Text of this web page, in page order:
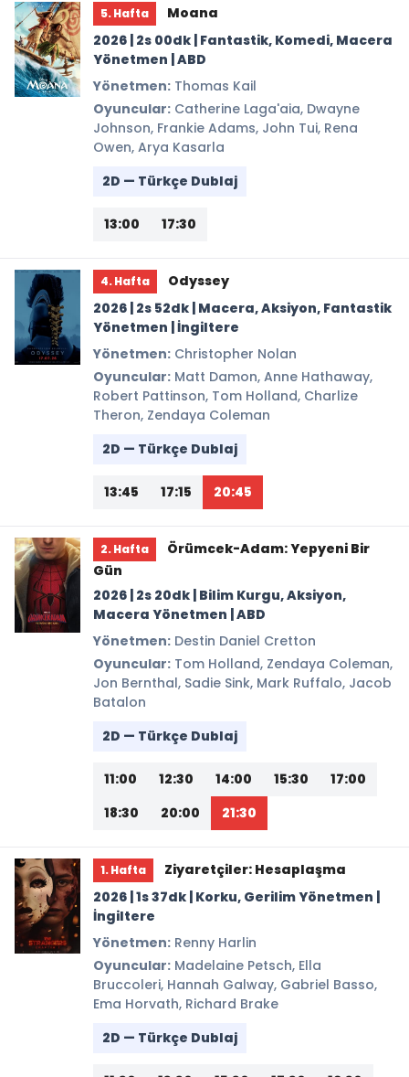
5. Hafta
Moana
2026 | 2s 00dk | Fantastik, Komedi, Macera
Yönetmen | ABD
Yönetmen: Thomas Kail
Oyuncular: Catherine Laga'aia, Dwayne
Johnson, Frankie Adams, John Tui, Rena
Owen, Arya Kasarla
2D — Türkçe Dublaj
13:00 17:30
4. Hafta
Odyssey
2026 | 2s 52dk | Macera, Aksiyon, Fantastik
Yönetmen | İngiltere
Yönetmen: Christopher Nolan
Oyuncular: Matt Damon, Anne Hathaway,
Robert Pattinson, Tom Holland, Charlize
Theron, Zendaya Coleman
2D — Türkçe Dublaj
13:45 17:15 20:45
2. Hafta
Örümcek-Adam: Yepyeni Bir
Gün
2026 | 2s 20dk | Bilim Kurgu, Aksiyon,
Macera Yönetmen | ABD
Yönetmen: Destin Daniel Cretton
Oyuncular: Tom Holland, Zendaya Coleman,
Jon Bernthal, Sadie Sink, Mark Ruffalo, Jacob
Batalon
2D — Türkçe Dublaj
11:00 12:30 14:00 15:30
17:00
18:30
20:00 21:30
1. Hafta
Ziyaretçiler: Hesaplaşma
2026 | 1s 37dk | Korku, Gerilim Yönetmen |
İngiltere
Yönetmen: Renny Harlin
Oyuncular: Madelaine Petsch, Ella
Bruccoleri, Hannah Galway, Gabriel Basso,
Ema Horvath, Richard Brake
2D — Türkçe Dublaj